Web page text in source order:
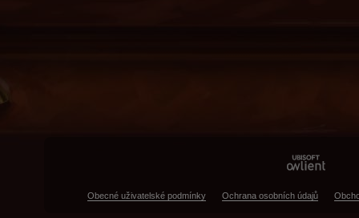
Obecné uživatelské podmínky Ochrana osobních údajů